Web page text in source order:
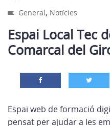
General, Notícies
Espai Local Tec
Comarcal del
Espai web de formació
pensat per ajudar a les